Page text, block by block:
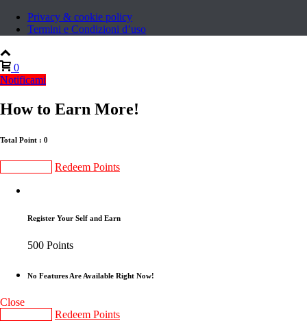
Privacy & cookie policy
Termini e Condizioni d’uso
0
Notificami
How to Earn More!
Total Point : 0
Redeem Points
Register Your Self and Earn
500 Points
No Features Are Available Right Now!
Close
Redeem Points